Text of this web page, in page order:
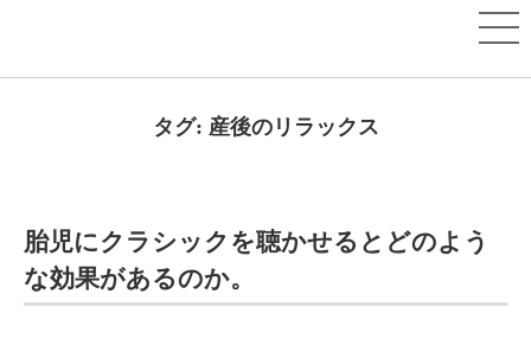
タグ: 産後のリラックス
胎児にクラシックを聴かせるとどのよう
な効果があるのか。